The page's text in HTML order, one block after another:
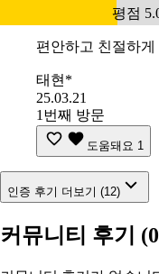
평점
편안하고 친절하
태현*
25.03.21
1번째 방문
도움돼요 1
인증 후기 더보기 (12)
커뮤니티 후기